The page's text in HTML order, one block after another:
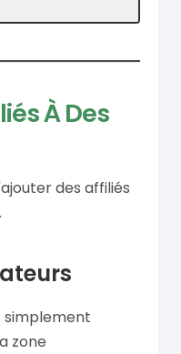
À Des
des affiliés
simplement
zone